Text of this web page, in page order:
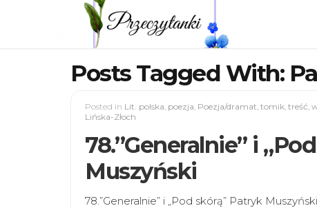
Posts Tagged With:
Posted in Lit. polska, poezja, Poezja/dramat, tomik, treść,
Lińska-Złoch
78.”Generalnie” i
Muszyński
78.”Generalnie” i „Pod skórą” Patryk